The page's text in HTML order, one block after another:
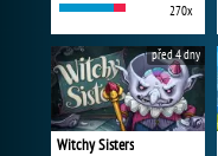
270x
Witchy Sisters
před 4 dny